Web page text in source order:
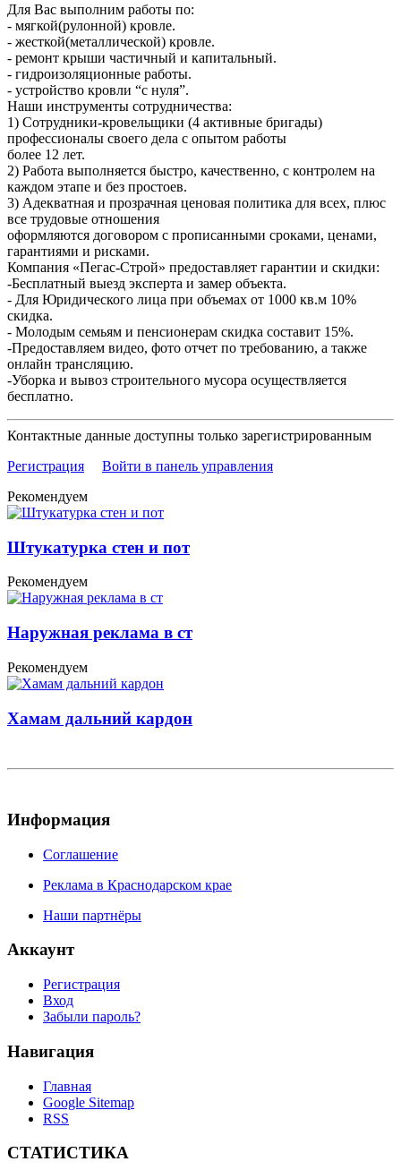
Для Вас выполним работы по:
- мягкой(рулонной) кровле.
- жесткой(металлической) кровле.
- ремонт крыши частичный и капитальный.
- гидроизоляционные работы.
- устройство кровли “с нуля”.
Наши инструменты сотрудничества:
1) Сотрудники-кровельщики (4 активные бригады)
профессионалы своего дела с опытом работы
более 12 лет.
2) Работа выполняется быстро, качественно, с контролем на
каждом этапе и без простоев.
3) Адекватная и прозрачная ценовая политика для всех, плюс
все трудовые отношения
оформляются договором с прописанными сроками, ценами,
гарантиями и рисками.
Компания «Пегас-Строй» предоставляет гарантии и скидки:
-Бесплатный выезд эксперта и замер объекта.
- Для Юридического лица при объемах от 1000 кв.м 10%
скидка.
- Молодым семьям и пенсионерам скидка составит 15%.
-Предоставляем видео, фото отчет по требованию, а также
онлайн трансляцию.
-Уборка и вывоз строительного мусора осуществляется
бесплатно.
Контактные данные доступны только зарегистрированным
Регистрация
Войти в панель управления
Рекомендуем
Штукатурка стен и пот
Рекомендуем
Наружная реклама в ст
Рекомендуем
Хамам дальний кардон
Информация
Соглашение
Реклама в Краснодарском крае
Наши партнёры
Аккаунт
Регистрация
Вход
Забыли пароль?
Навигация
Главная
Google Sitemap
RSS
СТАТИСТИКА